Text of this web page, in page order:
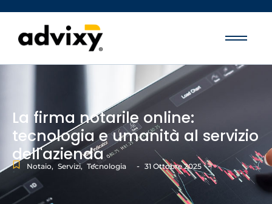
La firma notarile online:
tecnologia e umanità al servizio
dell'azienda
Notaio, Servizi, Tecnologia - 31 Ottobre 2025 -